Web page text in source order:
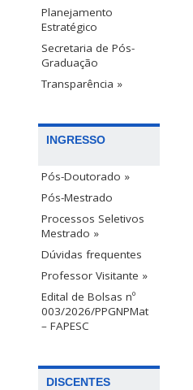
Planejamento
Estratégico
Secretaria de Pós-
Graduação
Transparência »
INGRESSO
Pós-Doutorado »
Pós-Mestrado
Processos Seletivos
Mestrado »
Dúvidas frequentes
Professor Visitante »
Edital de Bolsas nº
003/2026/PPGNPMat
– FAPESC
DISCENTES